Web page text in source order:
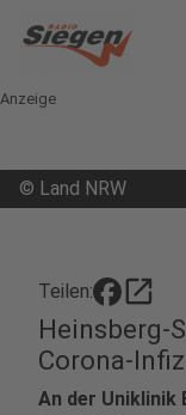
Anzeige
© Land NRW
Teilen: open_in_new
Heinsberg-
Corona-
An der Uniklinik